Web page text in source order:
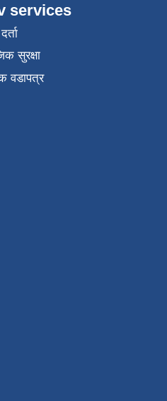
services
सुरक्षा
वडापत्र